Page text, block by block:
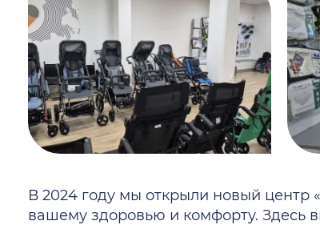
В 2024 году мы открыли новый центр
вашему здоровью и комфорту. Здесь